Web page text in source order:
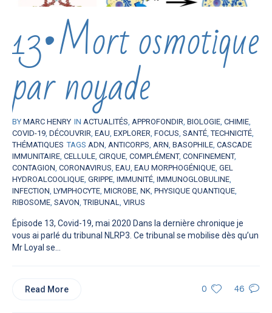
13•Mort osmotique
par noyade
BY MARC HENRY IN ACTUALITÉS APPROFONDIR BIOLOGIE CHIMIE
COVID-19 DÉCOUVRIR EAU EXPLORER FOCUS SANTÉ ,TECHNICITÉ
THÉMATIQUES TAGS ADN ANTICORPS ARN BASOPHILE CASCADE
IMMUNITAIRE CELLULE CIRQUE COMPLÉMENT, CONFINEMENT,
CONTAGION CORONAVIRUS EAU EAU MORPHOGÉNIQUE GEL
HYDROALCOOLIQUE GRIPPE IMMUNITÉ IMMUNOGLOBULINE
INFECTION LYMPHOCYTE MICROBE NK PHYSIQUE QUANTIQUE
RIBOSOME SAVON ,TRIBUNAL VIRUS
Épisode 13, Covid-19, mai 2020 Dans la dernière chronique je
vous ai parlé du tribunal NLRP3. Ce tribunal se mobilise dès qu’un
Mr Loyal se...
0 46
Read More